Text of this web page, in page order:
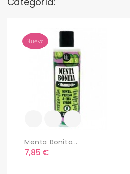
Nuevo
Menta Bonita...
Precio
7,85 €